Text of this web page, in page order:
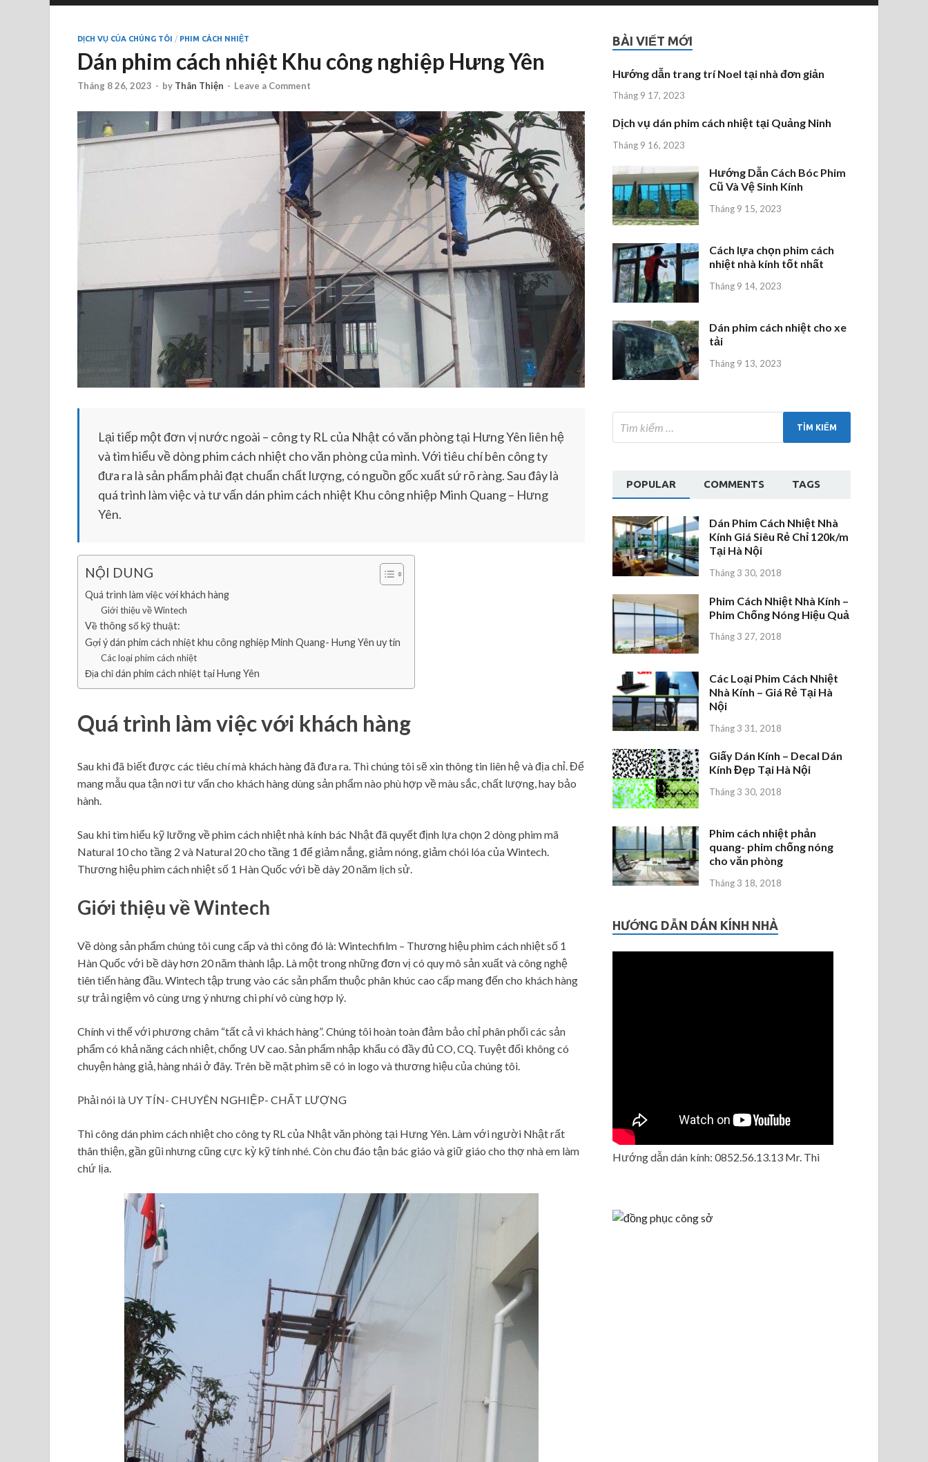
DỊCH VỤ CỦA CHÚNG TÔI / PHIM CÁCH NHIỆT
Dán phim cách nhiệt Khu công nghiệp Hưng Yên
Tháng 8 26, 2023 - by Thân Thiện - Leave a Comment
Lại tiếp một đơn vị nước ngoài – công ty RL của Nhật có văn phòng tại Hưng Yên liên hệ
và tìm hiểu về dòng phim cách nhiệt cho văn phòng của mình. Với tiêu chí bên công ty
đưa ra là sản phẩm phải đạt chuẩn chất lượng, có nguồn gốc xuất sứ rõ ràng. Sau đây là
quá trình làm việc và tư vấn dán phim cách nhiệt Khu công nhiệp Minh Quang – Hưng
Yên.
NỘI DUNG
Quá trình làm việc với khách hàng
Giới thiệu về Wintech
Về thông số kỹ thuật:
Gợi ý dán phim cách nhiệt khu công nghiệp Minh Quang- Hưng Yên uy tín
Các loại phim cách nhiệt
Địa chỉ dán phim cách nhiệt tại Hưng Yên
Quá trình làm việc với khách hàng
Sau khi đã biết được các tiêu chí mà khách hàng đã đưa ra. Thì chúng tôi sẽ xin thông tin liên hệ và địa chỉ. Để
mang mẫu qua tận nơi tư vấn cho khách hàng dùng sản phẩm nào phù hợp về màu sắc, chất lượng, hay bảo
hành.
Sau khi tìm hiểu kỹ lưỡng về phim cách nhiệt nhà kính bác Nhật đã quyết định lựa chọn 2 dòng phim mã
Natural 10 cho tầng 2 và Natural 20 cho tầng 1 để giảm nắng, giảm nóng, giảm chói lóa của Wintech.
Thương hiệu phim cách nhiệt số 1 Hàn Quốc với bề dày 20 năm lịch sử.
Giới thiệu về Wintech
Về dòng sản phẩm chúng tôi cung cấp và thi công đó là: Wintechfilm – Thương hiệu phim cách nhiệt số 1
Hàn Quốc với bề dày hơn 20 năm thành lập. Là một trong những đơn vị có quy mô sản xuất và công nghệ
tiên tiến hàng đầu. Wintech tập trung vào các sản phẩm thuộc phân khúc cao cấp mang đến cho khách hàng
sự trải ngiệm vô cùng ưng ý nhưng chi phí vô cùng hợp lý.
Chính vì thế với phương châm “tất cả vì khách hàng”. Chúng tôi hoàn toàn đảm bảo chỉ phân phối các sản
phẩm có khả năng cách nhiệt, chống UV cao. Sản phẩm nhập khẩu có đầy đủ CO, CQ. Tuyệt đối không có
chuyện hàng giả, hàng nhái ở đây. Trên bề mặt phim sẽ có in logo và thương hiệu của chúng tôi.
Phải nói là UY TÍN- CHUYÊN NGHIỆP- CHẤT LƯỢNG
Thi công dán phim cách nhiệt cho công ty RL của Nhật văn phòng tại Hưng Yên. Làm với người Nhật rất
thân thiện, gần gũi nhưng cũng cực kỳ kỹ tính nhé. Còn chu đáo tận bác giáo và giữ giáo cho thợ nhà em làm
chứ lịa.
BÀI VIẾT MỚI
Hướng dẫn trang trí Noel tại nhà đơn giản
Tháng 9 17, 2023
Dịch vụ dán phim cách nhiệt tại Quảng Ninh
Tháng 9 16, 2023
Hướng Dẫn Cách Bóc Phim
Cũ Và Vệ Sinh Kính
Tháng 9 15, 2023
Cách lựa chọn phim cách
nhiệt nhà kính tốt nhất
Tháng 9 14, 2023
Dán phim cách nhiệt cho xe
tải
Tháng 9 13, 2023
POPULAR COMMENTS TAGS
Dán Phim Cách Nhiệt Nhà
Kính Giá Siêu Rẻ Chỉ 120k/m
Tại Hà Nội
Tháng 3 30, 2018
Phim Cách Nhiệt Nhà Kính –
Phim Chống Nóng Hiệu Quả
Tháng 3 27, 2018
Các Loại Phim Cách Nhiệt
Nhà Kính – Giá Rẻ Tại Hà
Nội
Tháng 3 31, 2018
Giấy Dán Kính – Decal Dán
Kính Đẹp Tại Hà Nội
Tháng 3 30, 2018
Phim cách nhiệt phản
quang- phim chống nóng
cho văn phòng
Tháng 3 18, 2018
HƯỚNG DẪN DÁN KÍNH NHÀ
Hướng dẫn dán kính: 0852.56.13.13 Mr. Thi